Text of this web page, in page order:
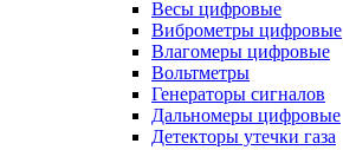
Весы цифровые
Виброметры цифровые
Влагомеры цифровые
Вольтметры
Генераторы сигналов
Дальномеры цифровые
Детекторы утечки газа